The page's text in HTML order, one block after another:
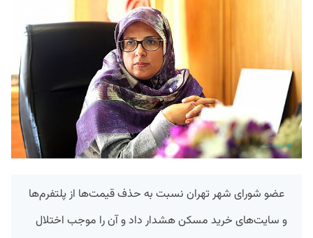
عضو شورای شهر تهران نسبت به حذف قیمت‌ها از پلتفرم‌ها
و سایت‌های خرید مسکن هشدار داد و آن را موجب اختلال